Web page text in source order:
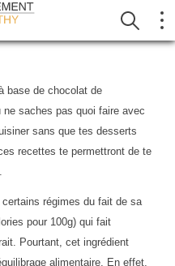
base de chocolat de
saches pas quoi faire avec
sans que tes desserts
recettes te permettront de te
régimes du fait de sa
pour 100g) qui fait
Pourtant, cet ingrédient
alimentaire. En effet,